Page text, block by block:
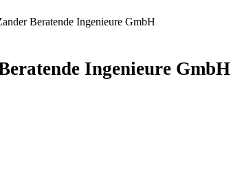
Beratende Ingenieure GmbH
Ingenieure GmbH